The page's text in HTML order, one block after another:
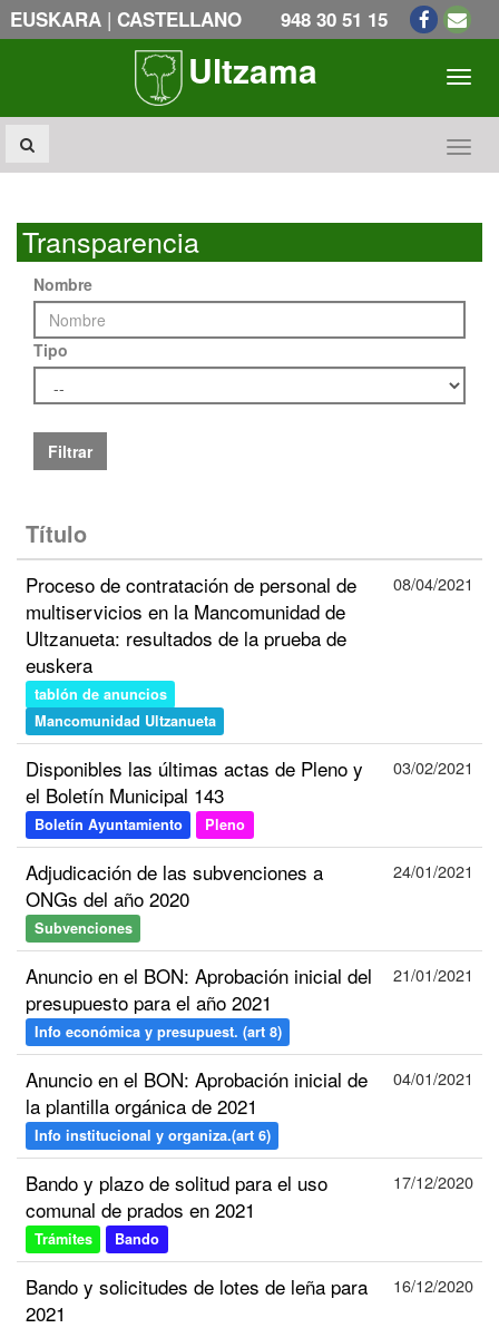
EUSKARA | CASTELLANO 948 30 51 15
Ultzama
Transparencia
Nombre
Tipo
Filtrar
Título
Proceso de contratación de personal de
multiservicios en la Mancomunidad de
Ultzanueta: resultados de la prueba de
euskera
tablón de anuncios
Mancomunidad Ultzanueta
08/04/2021
Disponibles las últimas actas de Pleno y
el Boletín Municipal 143
Boletín Ayuntamiento Pleno
03/02/2021
Adjudicación de las subvenciones a
ONGs del año 2020
Subvenciones
24/01/2021
Anuncio en el BON: Aprobación inicial del
presupuesto para el año 2021
Info económica y presupuest. (art 8)
21/01/2021
Anuncio en el BON: Aprobación inicial de
la plantilla orgánica de 2021
Info institucional y organiza.(art 6)
04/01/2021
Bando y plazo de solitud para el uso
comunal de prados en 2021
Trámites Bando
17/12/2020
Bando y solicitudes de lotes de leña para
2021
16/12/2020